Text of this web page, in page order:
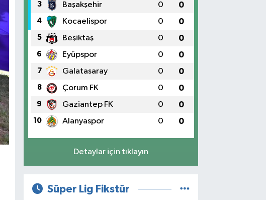
3 Başakşehir 0 0
4 Kocaelispor 0 0
5 Beşiktaş 0 0
6 Eyüpspor 0 0
7 Galatasaray 0 0
8 Çorum FK 0 0
9 Gaziantep FK 0 0
10 Alanyaspor 0 0
Detaylar için tıklayın
Süper Lig Fikstür